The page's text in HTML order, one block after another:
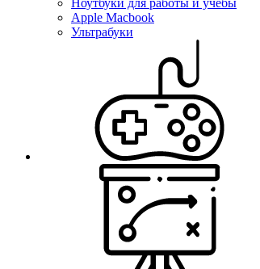
Ноутбуки для работы и учебы
Apple Macbook
Ультрабуки